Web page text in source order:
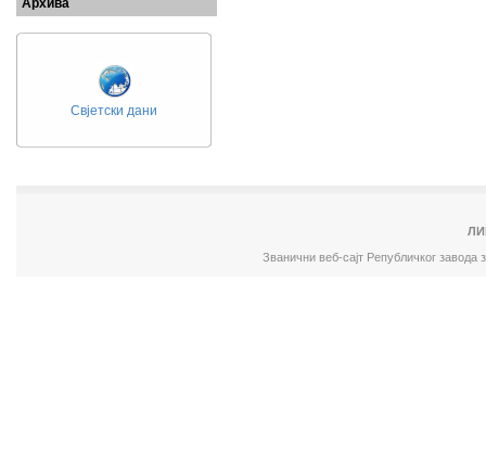
Архива
Свјетски дани
Званични веб-сајт Републичког